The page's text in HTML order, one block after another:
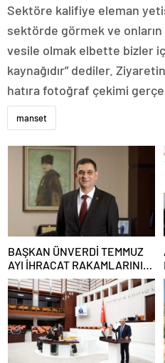
Sektöre kalifiye eleman
sektörde görmek ve onların
vesile olmak elbette bizler
kaynağıdır” dediler.
hatıra fotoğraf çekimi
manset
BAŞKAN ÜNVERDİ TEMMUZ
AYI İHRACAT RAKAMLARINI
DEĞERLENDİRDİ